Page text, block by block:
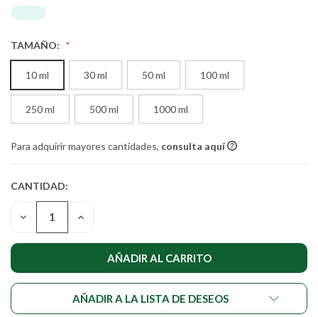
TAMAÑO:
10 ml 30 ml 50 ml 100 ml
250 ml 500 ml 1000 ml
Para adquirir mayores cantidades, consulta aquí
CANTIDAD
ACTUAL DE
EXISTENCIAS:
CANTIDAD:
DISMINUIR
CANTIDAD
DE
AUMENTAR
DE
UNDEFINED
AÑADIR A LA LISTA DE DESEOS